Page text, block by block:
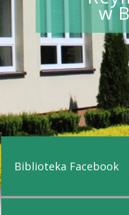
w
Przejdź na
Biblioteka Facebook